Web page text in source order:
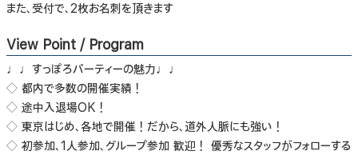
また、受付で、2枚お名刺を頂きます
View Point / Program
♩♩すっぽろパーティーの魅力♩♩
◇ 都内で多数の開催実績！
◇ 途中入退場OK！
◇ 東京はじめ、各地で開催！だから、道外人脈にも強い！
◇ 初参加、1人参加、グループ参加 歓迎！ 優秀なスタッフがフォローする